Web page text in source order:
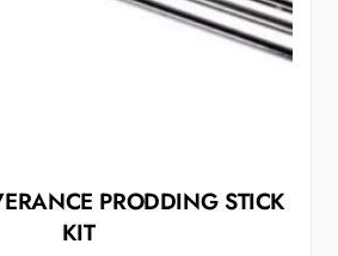
PRODDING STICK
KIT